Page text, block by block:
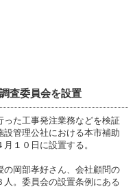
査委員会を設置
た工事発注業務などを検証
管理公社における本市補助
１０日に設置する。
岡部孝好さん、会社顧問の
人。委員会の設置条例にある